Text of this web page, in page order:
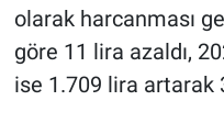
olarak harcanması
göre 11 lira azaldı,
ise 1.709 lira artarak